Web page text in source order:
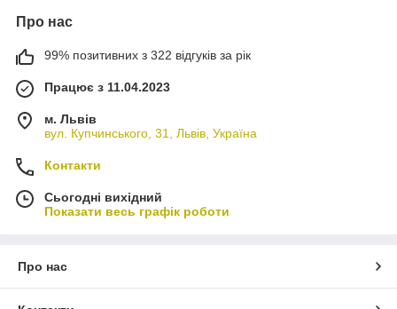
Про нас
99% позитивних з 322 відгуків за рік
Працює з 11.04.2023
м. Львів
вул. Купчинського, 31, Львів, Україна
Контакти
Сьогодні вихідний
Показати весь графік роботи
Про нас